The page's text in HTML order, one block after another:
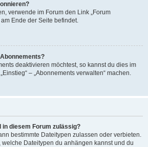
verwende im Forum den Link „Forum
Ende der Seite befindet.
deaktivieren möchtest, so kannst du dies im
– „Abonnements verwalten“ machen.
in diesem Forum zulässig?
bestimmte Dateitypen zulassen oder verbieten.
welche Dateitypen du anhängen kannst und du